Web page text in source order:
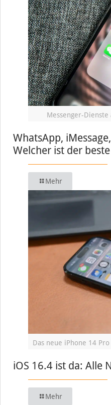
Messenger-
WhatsApp,
Welcher ist der
Mehr
Das neue iPhone 14
iOS 16.4 ist da: Alle
Mehr